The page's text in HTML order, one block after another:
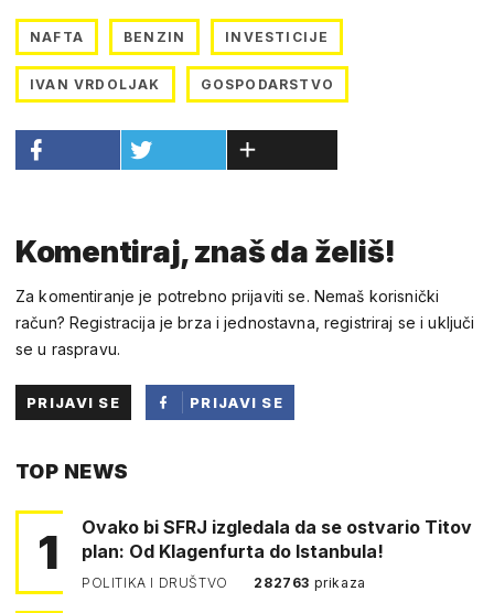
NAFTA BENZIN INVESTICIJE
IVAN VRDOLJAK GOSPODARSTVO
Komentiraj, znaš da želiš!
Za komentiranje je potrebno prijaviti se. Nemaš korisnički
račun? Registracija je brza i jednostavna, registriraj se i uključi
se u raspravu.
PRIJAVI SE
PRIJAVI SE
TOP NEWS
1
Ovako bi SFRJ izgledala da se ostvario Titov
plan: Od Klagenfurta do Istanbula!
POLITIKA I DRUŠTVO 282763 prikaza